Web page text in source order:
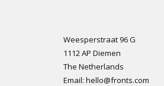
Weesperstraat 96 G
1112 AP Diemen
The Netherlands
Email: hello@fronts.com